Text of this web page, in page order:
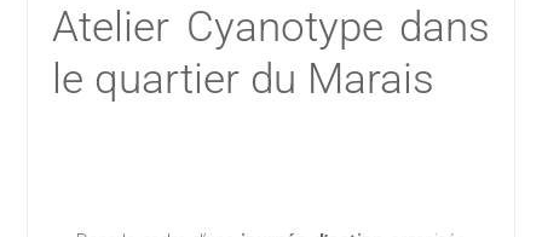
Atelier Cyanotype dans
le quartier du Marais